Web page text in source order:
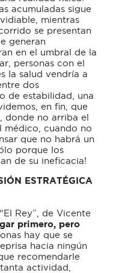
acumuladas sigue
mientras
se presentan
generan
en el umbral de la
personas con el
la salud vendría a
dos
de estabilidad, una
en fin, que
donde no arriba el
médico, cuando no
que no habrá un
porque los
de su ineficacia!
ESTRATÉGICA
Rey”, de Vicente
primero, pero
hay que se
hacia ningún
recomendarle
actividad,